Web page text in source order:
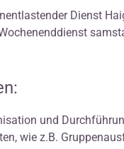
Dienst
und
wie z.B.